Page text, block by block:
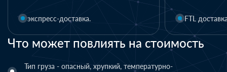
Что может повлиять на стоимость
Тип груза - опасный, хрупкий, температурно-
FTL доставка LTL